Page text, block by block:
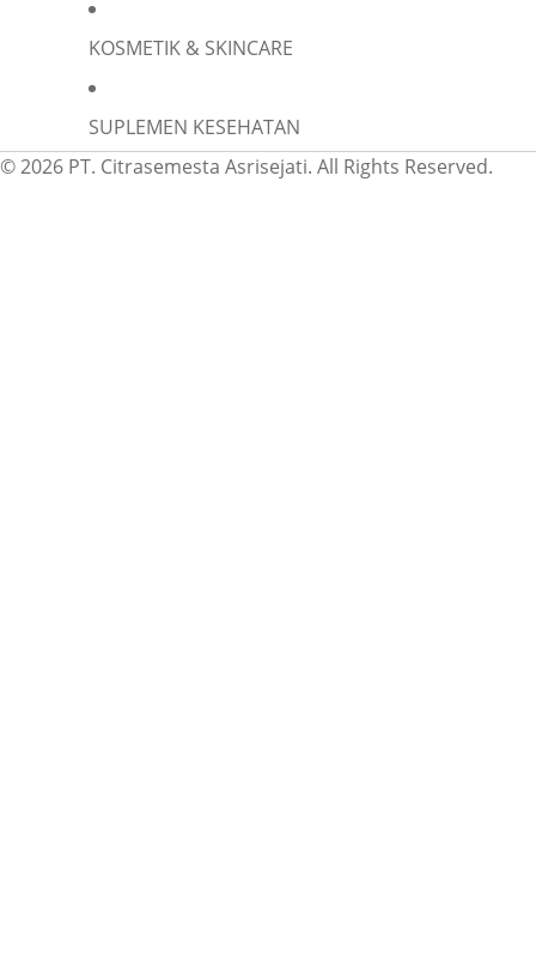
KOSMETIK & SKINCARE
SUPLEMEN KESEHATAN
© 2026 PT. Citrasemesta Asrisejati. All Rights Reserved.